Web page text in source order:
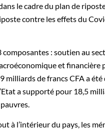
dans le cadre du plan de
contre les effets du
: soutien au
et financière
milliards de francs CFA a
a supporté pour 18,5
à l’intérieur du pays, les